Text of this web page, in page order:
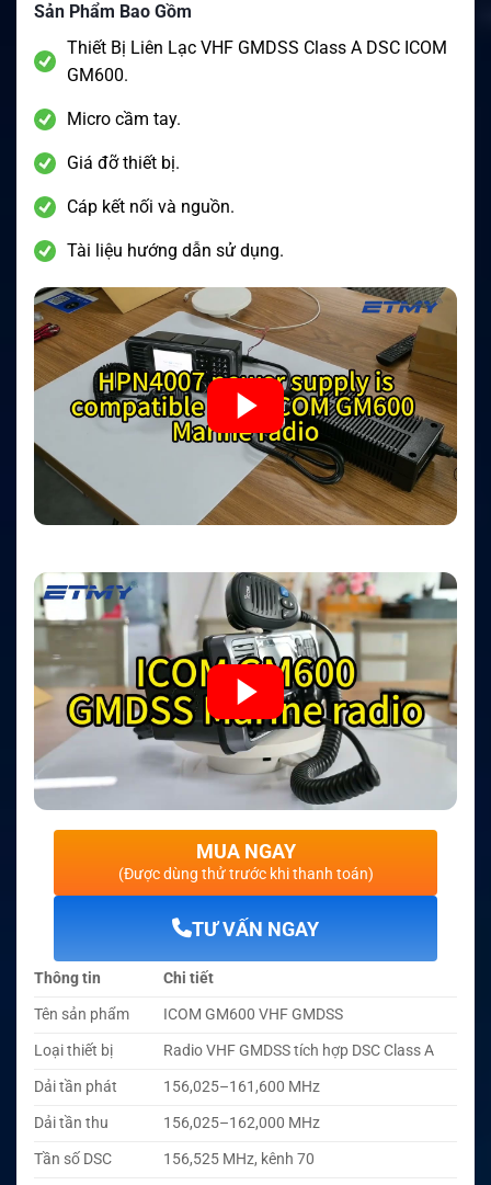
Sản Phẩm Bao Gồm
Thiết Bị Liên Lạc VHF GMDSS Class A DSC ICOM
GM600.
Micro cầm tay.
Giá đỡ thiết bị.
Cáp kết nối và nguồn.
Tài liệu hướng dẫn sử dụng.
MUA NGAY
(Được dùng thử trước khi thanh toán)
TƯ VẤN NGAY
Thông tin
Chi tiết
Tên sản phẩm
ICOM GM600 VHF GMDSS
Loại thiết bị
Radio VHF GMDSS tích hợp DSC Class A
Dải tần phát
156,025–161,600 MHz
Dải tần thu
156,025–162,000 MHz
Tần số DSC
156,525 MHz, kênh 70